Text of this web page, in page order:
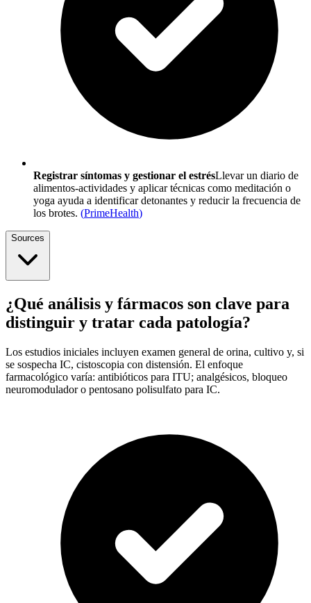
Registrar síntomas y gestionar el estrésLlevar un diario de
alimentos-actividades y aplicar técnicas como meditación o
yoga ayuda a identificar detonantes y reducir la frecuencia de
los brotes. (PrimeHealth)
Sources
¿Qué análisis y fármacos son clave para
distinguir y tratar cada patología?
Los estudios iniciales incluyen examen general de orina, cultivo y, si
se sospecha IC, cistoscopia con distensión. El enfoque
farmacológico varía: antibióticos para ITU; analgésicos, bloqueo
neuromodulador o pentosano polisulfato para IC.